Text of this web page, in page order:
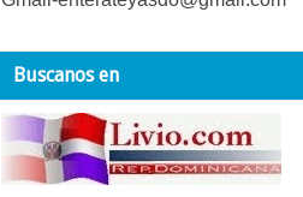
Buscanos en